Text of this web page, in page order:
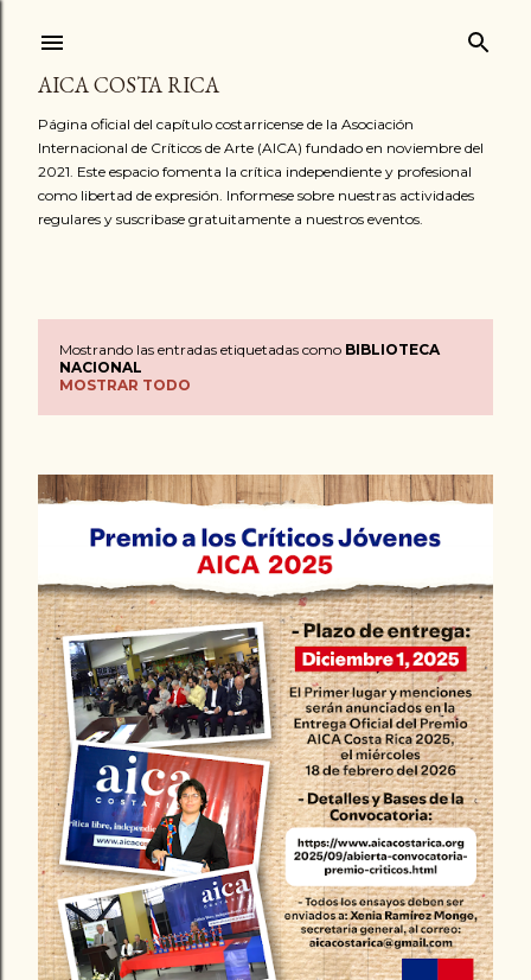
AICA COSTA RICA
Página oficial del capítulo costarricense de la Asociación
Internacional de Críticos de Arte (AICA) fundado en noviembre del
2021. Este espacio fomenta la crítica independiente y profesional
como libertad de expresión. Informese sobre nuestras actividades
regulares y suscribase gratuitamente a nuestros eventos.
n
t
r
d
a
s
Mostrando las entradas etiquetadas como BIBLIOTECA
NACIONAL
MOSTRAR TODO